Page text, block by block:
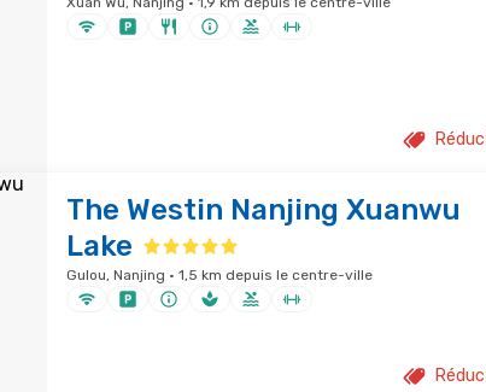
The Westin Nanjing Xuanwu
Lake
Gulou, Nanjing · 1,5 km depuis le centre-ville